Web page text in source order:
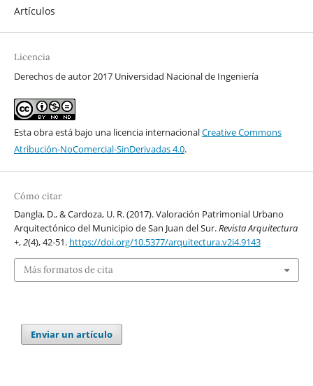
Artículos
Licencia
Derechos de autor 2017 Universidad Nacional de Ingeniería
Esta obra está bajo una licencia internacionalCreative Commons
Atribución-NoComercial-SinDerivadas 4.0.
Cómo citar
Dangla, D., & Cardoza, U. R. (2017). Valoración Patrimonial Urbano
Arquitectónico del Municipio de San Juan del Sur.Revista Arquitectura
+,2(4), 42-51. https://doi.org/10.5377/arquitectura.v2i4.9143
Más formatos de cita
Enviar un artículo